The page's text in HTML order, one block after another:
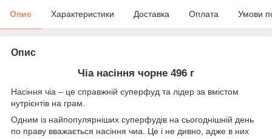
Опис Характеристики Доставка Оплата Умови
Опис
Чіа насіння чорне 496 г
Насіння чіа – це справжній суперфуд та лідер за вмістом
нутрієнтів на грам.
Одним із найпопулярніших суперфудів на сьогоднішній день
по праву вважається насіння чиа. Це і не дивно, адже в них